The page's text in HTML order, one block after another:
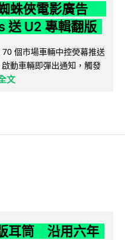
蛛俠電影廣告
送 U2 專輯翻版
個市場車輛中控熒幕推送
動車輛即彈出通知，觸發
文
耳筒 沿用六年